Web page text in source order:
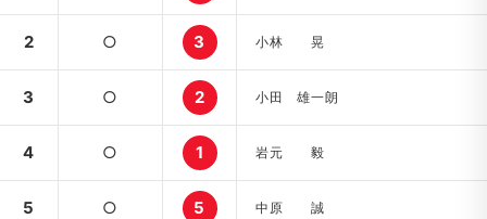
2 ○ 3 小林 晃
3 ○ 2 小田 雄一朗
4 ○ 1 岩元 毅
5 ○ 5 中原 誠